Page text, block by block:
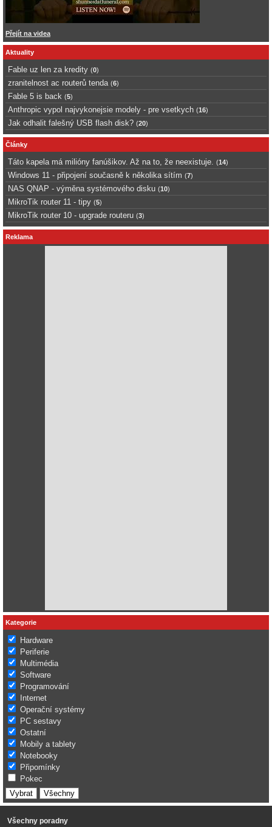
Přejít na videa
Aktuality
Fable uz len za kredity (0)
zranitelnost ac routerů tenda (6)
Fable 5 is back (5)
Anthropic vypol najvykonejsie modely - pre vsetkych (16)
Jak odhalit falešný USB flash disk? (20)
Články
Táto kapela má milióny fanúšikov. Až na to, že neexistuje. (14)
Windows 11 - připojení současně k několika sítím (7)
NAS QNAP - výměna systémového disku (10)
MikroTik router 11 - tipy (5)
MikroTik router 10 - upgrade routeru (3)
Reklama
Kategorie
Hardware
Periferie
Multimédia
Software
Programování
Internet
Operační systémy
PC sestavy
Ostatní
Mobily a tablety
Notebooky
Připomínky
Pokec
Všechny poradny